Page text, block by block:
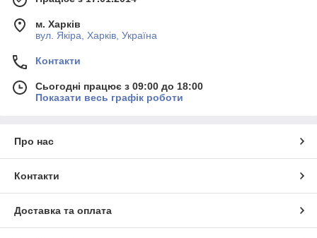
м. Харків
вул. Якіра, Харків, Україна
Контакти
Сьогодні працює з 09:00 до 18:00
Показати весь графік роботи
Про нас
Контакти
Доставка та оплата